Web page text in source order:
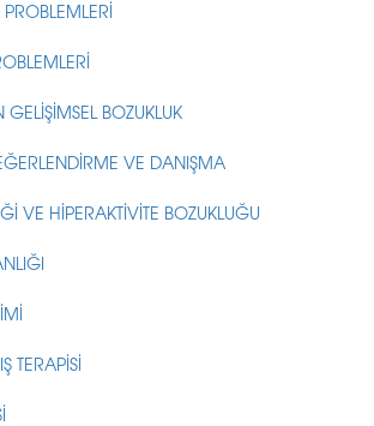
BOZUKLUK
VE DANIŞMA
VE HİPERAKTİVİTE BOZUKLUĞU
TERAPİSİ